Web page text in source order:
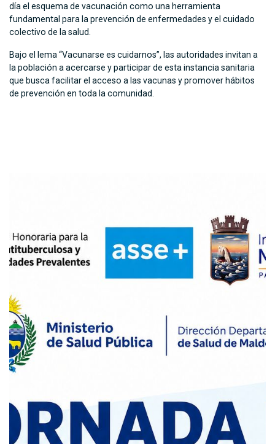
día el esquema de vacunación como una herramienta
fundamental para la prevención de enfermedades y el cuidado
colectivo de la salud.
Bajo el lema “Vacunarse es cuidarnos”, las autoridades invitan a
la población a acercarse y participar de esta instancia sanitaria
que busca facilitar el acceso a las vacunas y promover hábitos
de prevención en toda la comunidad.